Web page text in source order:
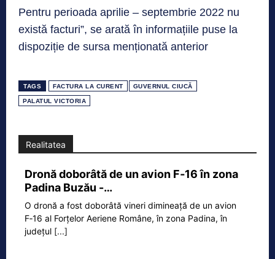
Pentru perioada aprilie – septembrie 2022 nu
există facturi”, se arată în informațiile puse la
dispoziție de sursa menționată anterior
TAGS FACTURA LA CURENT GUVERNUL CIUCĂ
PALATUL VICTORIA
Realitatea
Dronă doborâtă de un avion F‑16 în zona
Padina Buzău -…
O dronă a fost doborâtă vineri dimineață de un avion
F‑16 al Forțelor Aeriene Române, în zona Padina, în
județul [...]